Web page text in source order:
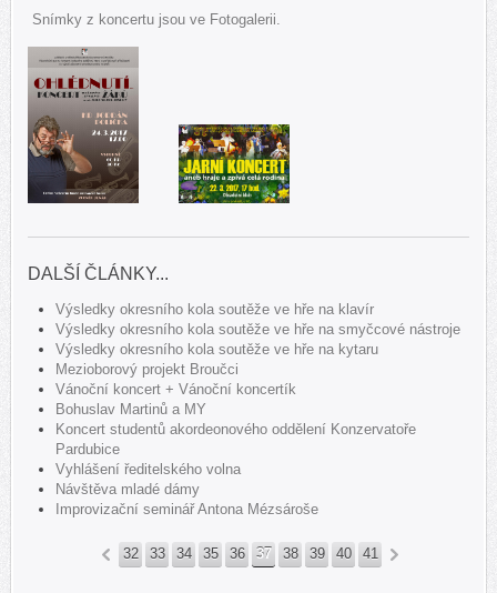
Snímky z koncertu jsou ve Fotogalerii.
DALŠÍ ČLÁNKY...
Výsledky okresního kola soutěže ve hře na klavír
Výsledky okresního kola soutěže ve hře na smyčcové nástroje
Výsledky okresního kola soutěže ve hře na kytaru
Mezioborový projekt Broučci
Vánoční koncert + Vánoční koncertík
Bohuslav Martinů a MY
Koncert studentů akordeonového oddělení Konzervatoře
Pardubice
Vyhlášení ředitelského volna
Návštěva mladé dámy
Improvizační seminář Antona Mézsároše
«
32 33 34 35 36 37 38 39 40 41